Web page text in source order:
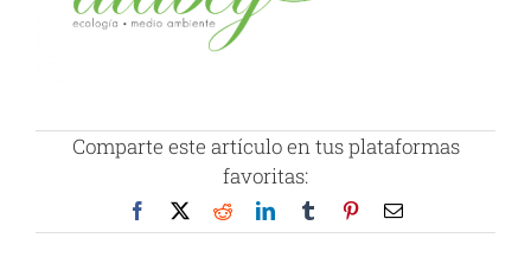
Comparte este artículo en tus plataformas
favoritas:
Facebook RedditLinkedInTumblr PinterestCorreo
electrónico